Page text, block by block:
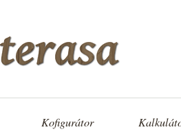
Kofigurátor